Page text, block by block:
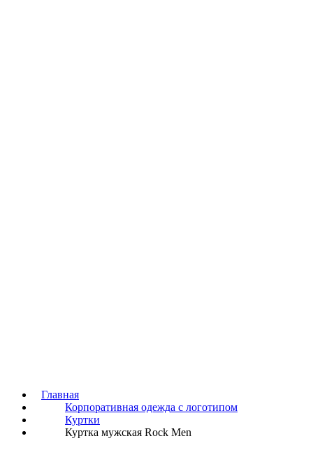
Главная
Корпоративная одежда с логотипом
Куртки
Куртка мужская Rock Men